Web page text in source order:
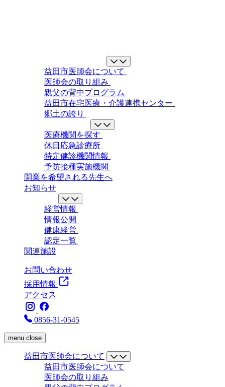
益田市医師会について
医師会の取り組み
親父の背中プログラム
益田市在宅医療・介護連携センター
郷土の誇り
医療機関を探す
休日応急診療所
特定健診機関情報
予防接種実施機関
開業を希望される先生へ
お知らせ
経営情報
情報公開
健康経営
認定一覧
関連施設
お問い合わせ
採用情報
アクセス
0856-31-0545
menu close
益田市医師会について
益田市医師会について
医師会の取り組み